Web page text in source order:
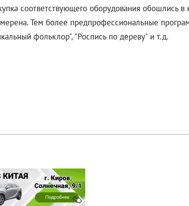
соответствующего оборудования обошлись в
Тем более предпрофессиональные
фольклор", "Роспись по дереву" и т.д.